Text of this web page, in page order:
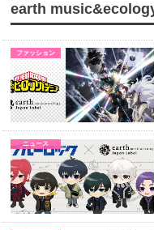
earth
ファッション
ニュース